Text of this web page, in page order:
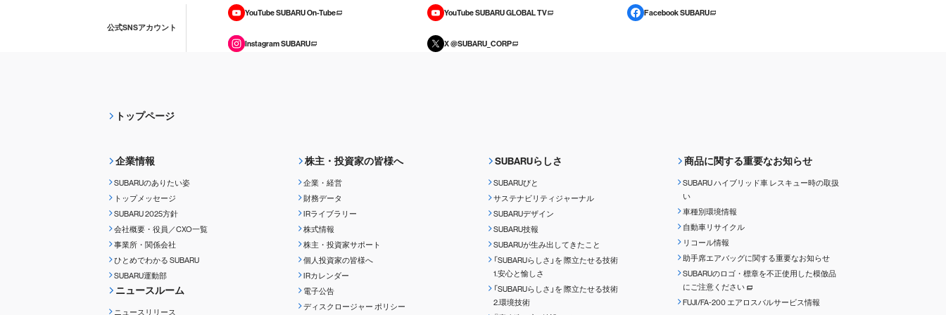
公式SNSアカウント
YouTube SUBARU On-Tube YouTube SUBARU GLOBAL TV Facebook SUBARU
Instagram SUBARU X @SUBARU_CORP
トップページ
企業情報
SUBARUのありたい姿
トップメッセージ
SUBARU 2025方針
会社概要・役員／CXO一覧
事業所・関係会社
ひとめでわかる SUBARU
SUBARU運動部
ニュースルーム
ニュースリリース
株主・投資家の皆様へ
企業・経営
財務データ
IRライブラリー
株式情報
株主・投資家サポート
個人投資家の皆様へ
IRカレンダー
電子公告
ディスクロージャーポリシー
SUBARUらしさ
SUBARUびと
サステナビリティジャーナル
SUBARUデザイン
SUBARU技報
SUBARUが生み出してきたこと
「SUBARUらしさ」を 際立たせる技術
1.安心と愉しさ
「SUBARUらしさ」を 際立たせる技術
2.環境技術
商品に関する重要なお知らせ
SUBARU ハイブリッド車 レスキュー時の取扱
い
車種別環境情報
自動車リサイクル
リコール情報
助手席エアバッグに関する重要なお知らせ
SUBARUのロゴ・標章を不正使用した模倣品
にご注意ください
FUJI/FA-200 エアロスバルサービス情報